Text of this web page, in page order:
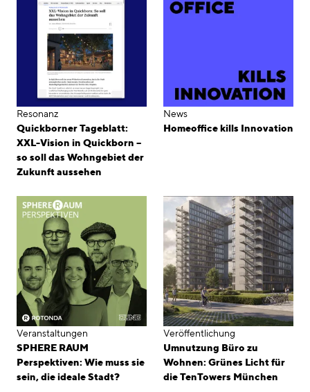
Resonanz
Quickborner Tageblatt:
XXL-Vision in Quickborn –
so soll das Wohngebiet der
Zukunft aussehen
News
Homeoffice kills Innovation
Veranstaltungen
SPHERE RAUM
Perspektiven: Wie muss sie
sein, die ideale Stadt?
Veröffentlichung
Umnutzung Büro zu
Wohnen: Grünes Licht für
die TenTowers München